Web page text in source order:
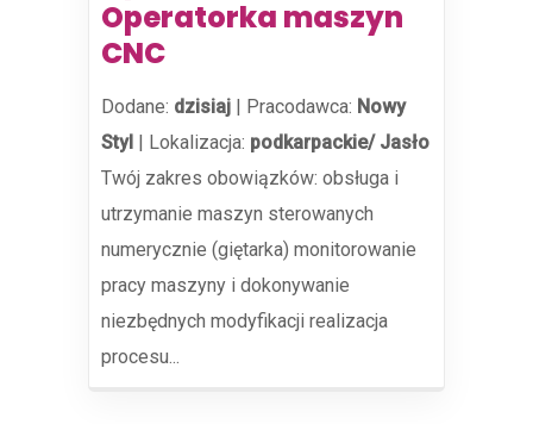
Operatorka maszyn
CNC
Dodane: dzisiaj | Pracodawca: Nowy
Styl | Lokalizacja: podkarpackie/ Jasło
Twój zakres obowiązków: obsługa i
utrzymanie maszyn sterowanych
numerycznie (giętarka) monitorowanie
pracy maszyny i dokonywanie
niezbędnych modyfikacji realizacja
procesu...